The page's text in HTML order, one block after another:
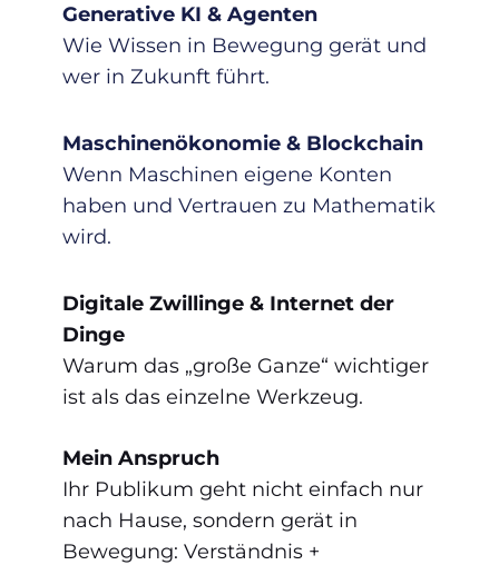
Generative KI & Agenten
Wie Wissen in Bewegung gerät und
wer in Zukunft führt.
Maschinenökonomie & Blockchain
Wenn Maschinen eigene Konten
haben und Vertrauen zu Mathematik
wird.
Digitale Zwillinge & Internet der
Dinge
Warum das „große Ganze“ wichtiger
ist als das einzelne Werkzeug.
Mein Anspruch
Ihr Publikum geht nicht einfach nur
nach Hause, sondern gerät in
Bewegung: Verständnis +